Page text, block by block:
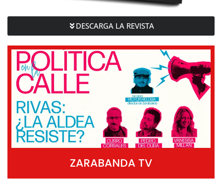
DESCARGA LA REVISTA
ZARABANDA TV